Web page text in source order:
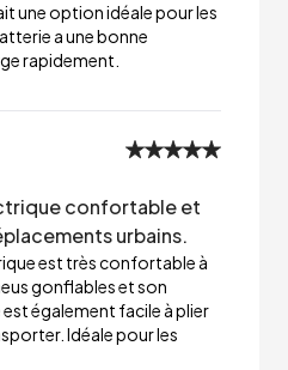
une option idéale pour les
a une bonne
rapidement.
confortable et
urbains.
est très confortable à
gonflables et son
également facile à plier
Idéale pour les